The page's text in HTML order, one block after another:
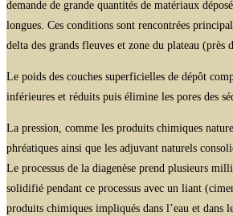
demande de grande quantités de matériaux
longues. Ces conditions sont rencontrées
delta des grands fleuves et zone du plateau (près
Le poids des couches superficielles de dépôt
inférieures et réduits puis élimine les pores des
La pression, comme les produits chimiques
phréatiques ainsi que les adjuvant naturels
Le processus de la diagenèse prend plusieurs
solidifié pendant ce processus avec un liant
produits chimiques impliqués dans l’eau et dans